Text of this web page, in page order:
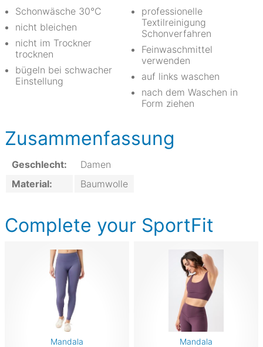
Schonwäsche 30°C
nicht bleichen
nicht im Trockner
trocknen
bügeln bei schwacher
Einstellung
professionelle
Textilreinigung
Schonverfahren
Feinwaschmittel
verwenden
auf links waschen
nach dem Waschen in
Form ziehen
Zusammenfassung
Geschlecht:
Damen
Material:
Baumwolle
Complete your SportFit
Mandala Mandala